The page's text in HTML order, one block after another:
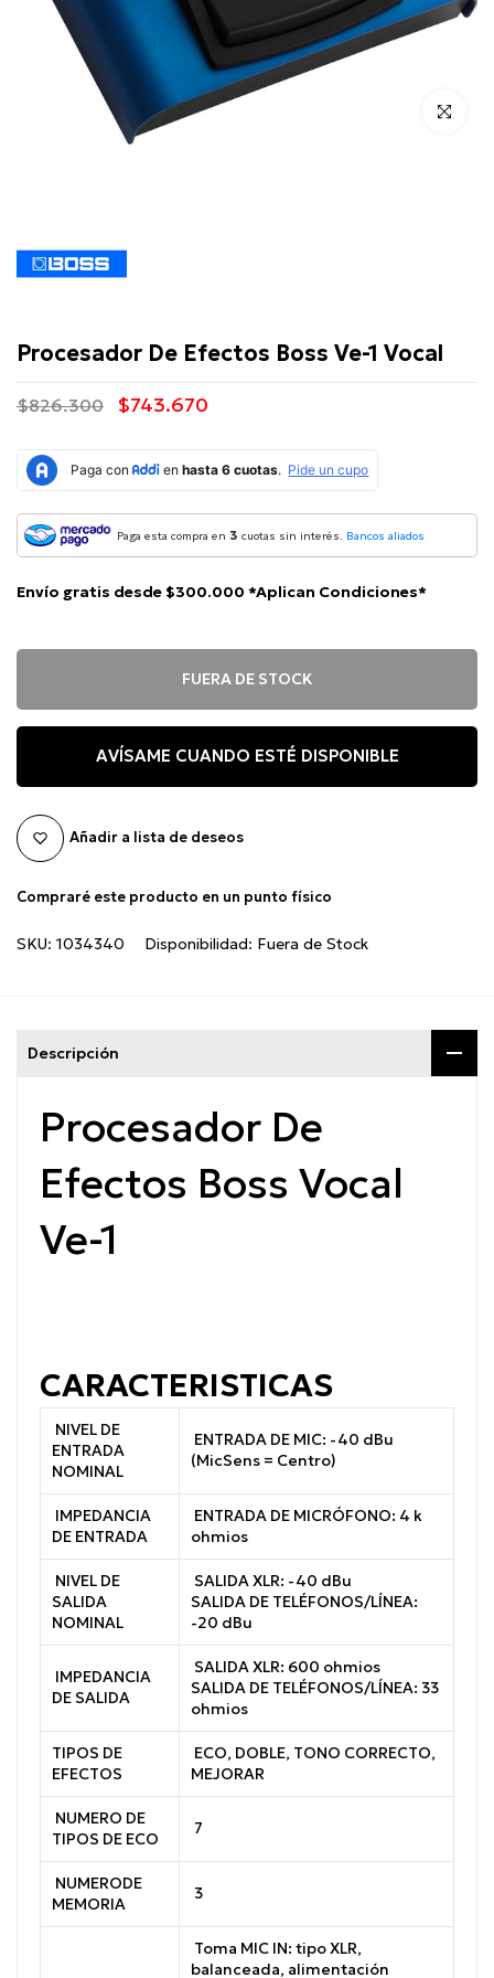
Click para
Procesador De Efectos Boss Ve-1 Vocal
$826.300 $743.670
Paga esta compra en 3 cuotas sin interés. Bancos aliados
Envío gratis desde $300.000 *Aplican Condiciones*
FUERA DE STOCK
AVÍSAME CUANDO ESTÉ DISPONIBLE
Añadir a lista de deseos
Compraré este producto en un punto físico
SKU: 1034340 Disponibilidad: Fuera de Stock
Descripción
Procesador De
Efectos Boss Vocal
Ve-1
CARACTERISTICAS
NIVEL DE
ENTRADA
NOMINAL
ENTRADA DE MIC: -40 dBu
(MicSens = Centro)
IMPEDANCIA
DE ENTRADA
ENTRADA DE MICRÓFONO: 4 k
ohmios
NIVEL DE
SALIDA
NOMINAL
SALIDA XLR: -40 dBu
SALIDA DE TELÉFONOS/LÍNEA:
-20 dBu
IMPEDANCIA
DE SALIDA
SALIDA XLR: 600 ohmios
SALIDA DE TELÉFONOS/LÍNEA: 33
ohmios
TIPOS DE
EFECTOS
ECO, DOBLE, TONO CORRECTO,
MEJORAR
NUMERO DE
TIPOS DE ECO
7
NUMERODE
MEMORIA
3
Toma MIC IN: tipo XLR,
balanceada, alimentación